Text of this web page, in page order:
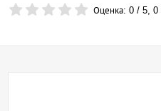
Оценка:0 /5,0